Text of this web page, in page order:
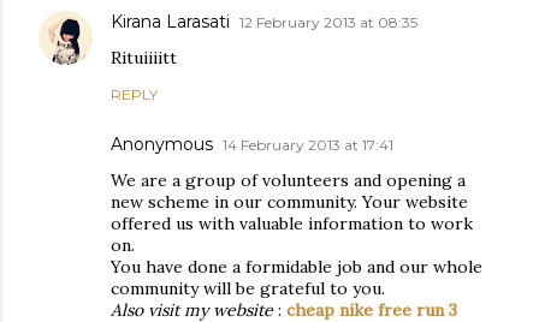
Kirana Larasati 12 February 2013 at 08:35
Rituiiiitt
REPLY
Anonymous 14 February 2013 at 17:41
We are a group of volunteers and opening a
new scheme in our community. Your website
offered us with valuable information to work
on.
You have done a formidable job and our whole
community will be grateful to you.
Also visit my website : cheap nike free run 3